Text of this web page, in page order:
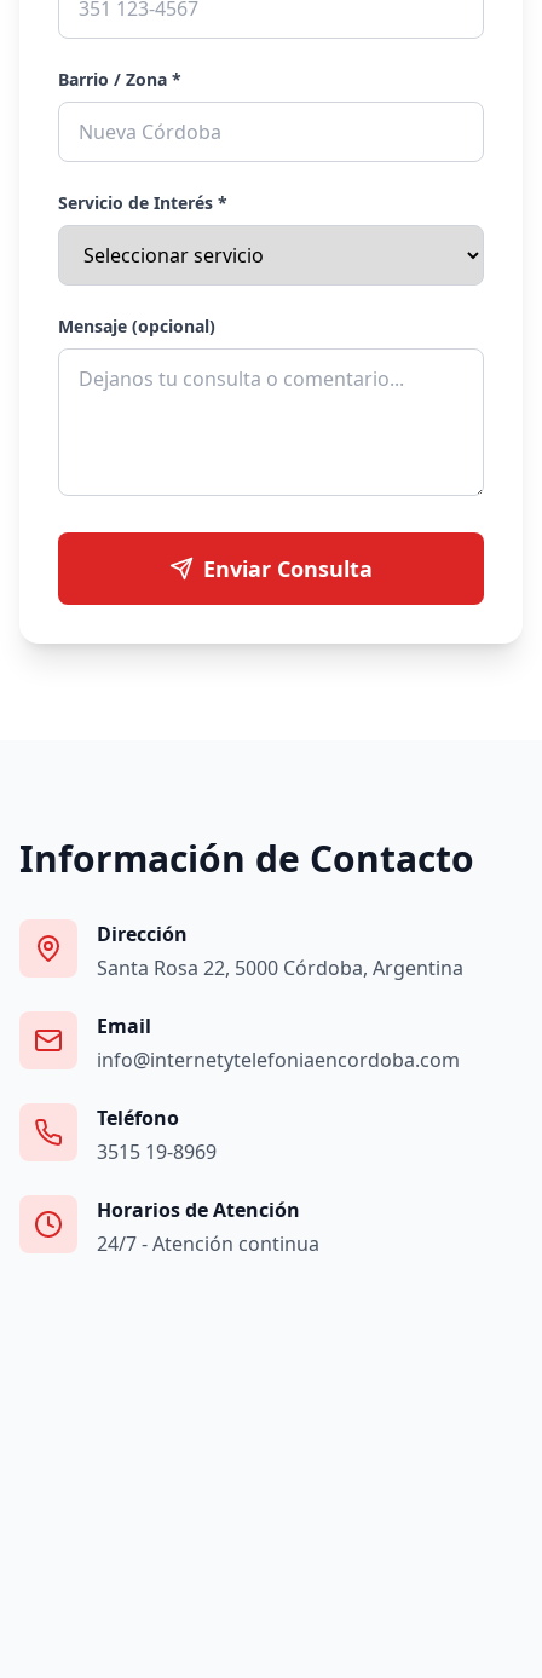
Barrio / Zona *
Servicio de Interés *
Mensaje (opcional)
Enviar Consulta
Información de Contacto
Dirección
Santa Rosa 22, 5000 Córdoba, Argentina
Email
info@internetytelefoniaencordoba.com
Teléfono
3515 19-8969
Horarios de Atención
24/7 - Atención continua